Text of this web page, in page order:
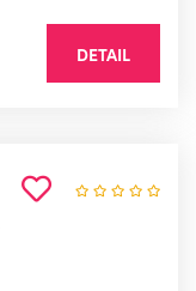
DETAIL